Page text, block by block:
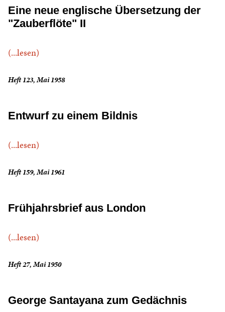
Eine neue englische Übersetzung der
"Zauberflöte" II
(...lesen)
Heft 123, Mai 1958
Entwurf zu einem Bildnis
(...lesen)
Heft 159, Mai 1961
Frühjahrsbrief aus London
(...lesen)
Heft 27, Mai 1950
George Santayana zum Gedächnis